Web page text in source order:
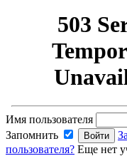
Имя пользователя
Запомнить
пользователя? Еще нет